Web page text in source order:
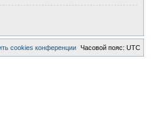
Часовой пояс: UTC
cookies конференции